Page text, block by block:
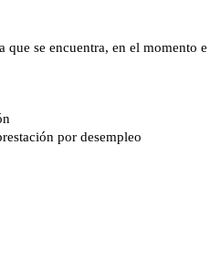
se encuentra, en el momento e
por desempleo